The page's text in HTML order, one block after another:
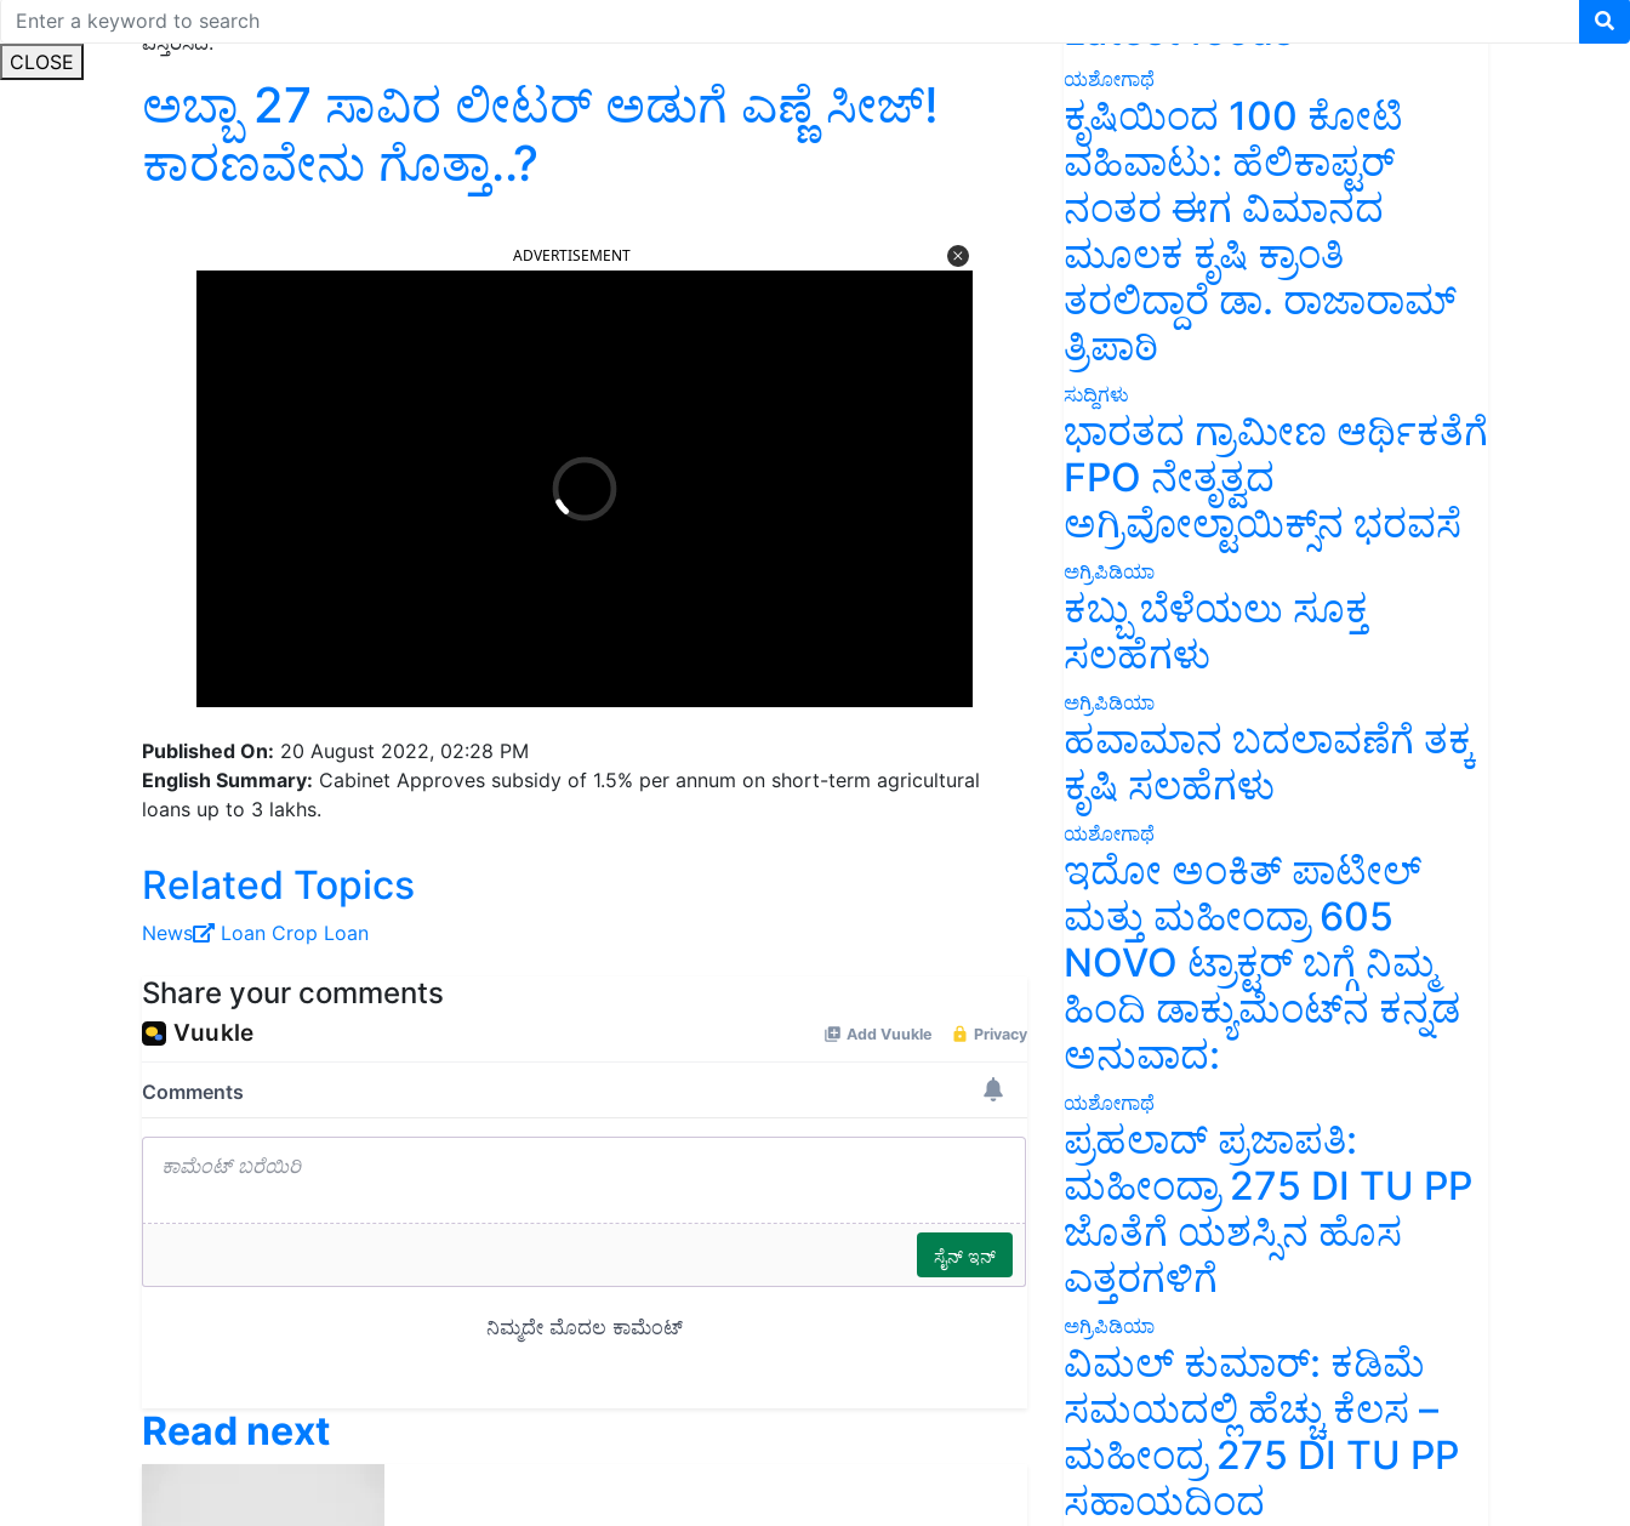
CLOSE
ಸಾಲಗಳ ಮೇಲಿನ ಹೆಚ್ಚಿದ ಬಡ್ಡಿದರಗಳನ್ನು ಪರಿಶೀಲಿಸುವ ಮೂಲಕ ಕೇಂದ್ರ ಸರ್ಕಾರವು ಹಣಕಾಸು ಸಂಸ್ಥೆಗಳಿಗೆ ಬಡ್ಡಿ ಸಬ್ಸಿಡಿಯನ್ನು
ವಿಸ್ತರಿಸಿದೆ.
ಅಬ್ಬಾ 27 ಸಾವಿರ ಲೀಟರ್‌ ಅಡುಗೆ ಎಣ್ಣೆ ಸೀಜ್‌!
ಕಾರಣವೇನು ಗೊತ್ತಾ..?
English Summary:Cabinet Approves subsidy of 1.5% per annum on short-term agricultural
loans up to 3 lakhs.
Related Topics
News Loan Crop Loan
Latest feeds
ಯಶೋಗಾಥೆ
ಕೃಷಿಯಿಂದ 100 ಕೋಟಿ
ವಹಿವಾಟು: ಹೆಲಿಕಾಪ್ಟರ್
ನಂತರ ಈಗ ವಿಮಾನದ
ಮೂಲಕ ಕೃಷಿ ಕ್ರಾಂತಿ
ತರಲಿದ್ದಾರೆ ಡಾ. ರಾಜಾರಾಮ್
ತ್ರಿಪಾಠಿ
ಸುದ್ದಿಗಳು
ಭಾರತದ ಗ್ರಾಮೀಣ ಆರ್ಥಿಕತೆಗೆ
FPO ನೇತೃತ್ವದ
ಅಗ್ರಿವೋಲ್ಟಾಯಿಕ್ಸ್‌ನ ಭರವಸೆ
ಅಗ್ರಿಪಿಡಿಯಾ
ಕಬ್ಬು ಬೆಳೆಯಲು ಸೂಕ್ತ
ಸಲಹೆಗಳು
ಅಗ್ರಿಪಿಡಿಯಾ
ಹವಾಮಾನ ಬದಲಾವಣೆಗೆ ತಕ್ಕ
ಕೃಷಿ ಸಲಹೆಗಳು
ಯಶೋಗಾಥೆ
ಇದೋ ಅಂಕಿತ್ ಪಾಟೀಲ್
ಮತ್ತು ಮಹೀಂದ್ರಾ 605
NOVO ಟ್ರಾಕ್ಟರ್ ಬಗ್ಗೆ ನಿಮ್ಮ
ಹಿಂದಿ ಡಾಕ್ಯುಮೆಂಟ್‌ನ ಕನ್ನಡ
ಅನುವಾದ:
ಯಶೋಗಾಥೆ
ಪ್ರಹಲಾದ್ ಪ್ರಜಾಪತಿ:
ಮಹೀಂದ್ರಾ 275 DI TU PP
ಜೊತೆಗೆ ಯಶಸ್ಸಿನ ಹೊಸ
ಎತ್ತರಗಳಿಗೆ
ಅಗ್ರಿಪಿಡಿಯಾ
ವಿಮಲ್ ಕುಮಾರ್: ಕಡಿಮೆ
ಸಮಯದಲ್ಲಿ ಹೆಚ್ಚು ಕೆಲಸ –
ಮಹೀಂದ್ರ 275 DI TU PP
ಸಹಾಯದಿಂದ